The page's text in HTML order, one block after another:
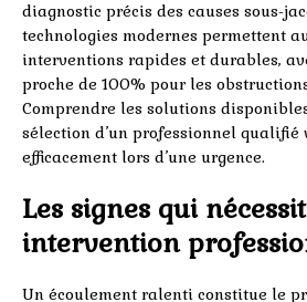
diagnostic précis des causes sous-
technologies modernes permettent
interventions rapides et durables,
proche de 100% pour les
Comprendre les solutions
sélection d’un professionnel qualifié
efficacement lors d’une urgence.
Les signes qui
intervention
Un écoulement ralenti constitue le